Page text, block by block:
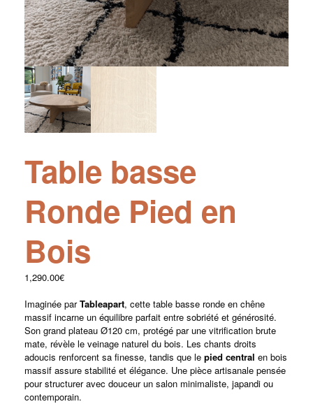
Table basse
Ronde Pied en
Bois
1,290.00€
Imaginée parTableapart, cette table basse ronde en chêne
massif incarne un équilibre parfait entre sobriété et générosité.
Son grand plateau Ø120 cm, protégé par une vitrification brute
mate, révèle le veinage naturel du bois. Les chants droits
adoucis renforcent sa finesse, tandis que le pied central en bois
massif assure stabilité et élégance. Une pièce artisanale pensée
pour structurer avec douceur un salon minimaliste, japandi ou
contemporain.